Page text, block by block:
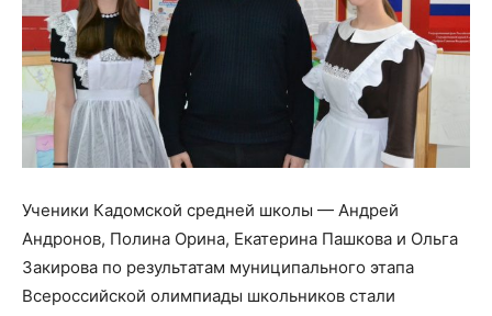
Ученики Кадомской средней школы — Андрей
Андронов, Полина Орина, Екатерина Пашкова и Ольга
Закирова по результатам муниципального этапа
Всероссийской олимпиады школьников стали